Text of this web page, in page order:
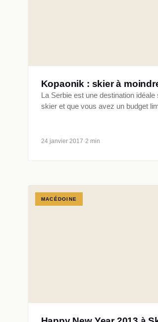
Kopaonik : skier à
La Serbie est une destination
skier et que vous avez un budget
24 janvier 2017·2 min
MACÉDOINE